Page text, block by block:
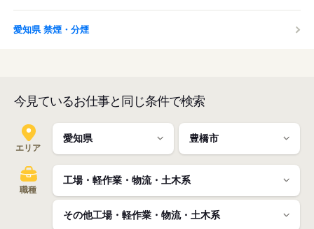
愛知県 禁煙・分煙
今見ているお仕事と同じ条件で検索
エリア
職種